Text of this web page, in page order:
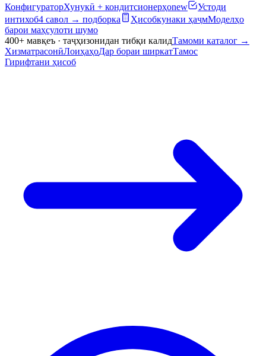
КонфигураторХунукӣ + кондитсионерҳоnew
Устоди
интихоб4 савол → подборка Ҳисобкунаки ҳаҷмМоделҳо
барои маҳсулоти шумо
400+ мавқеъ · таҷҳизонидан тибқи калидТамоми каталог →
ХизматрасонӣЛоиҳаҳоДар бораи ширкатТамос
Гирифтани ҳисоб